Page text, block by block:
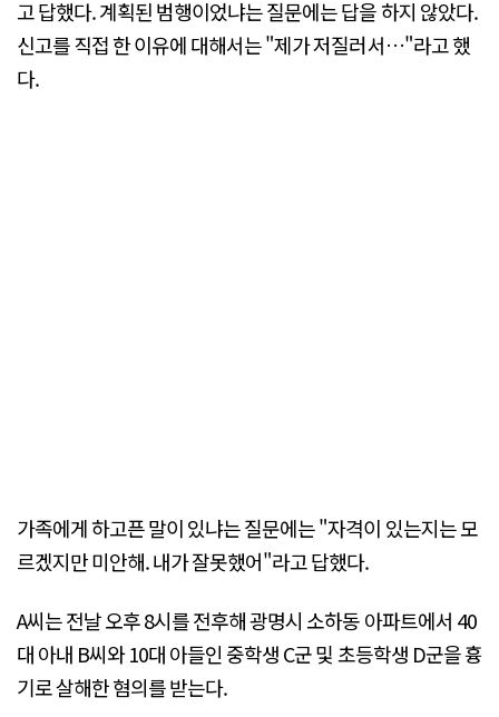
고 답했다. 계획된 범행이었냐는 질문에는 답을 하지 않았다.
신고를 직접 한 이유에 대해서는 "제가 저질러서…"라고 했
다.
가족에게 하고픈 말이 있냐는 질문에는 "자격이 있는지는 모
르겠지만 미안해. 내가 잘못했어"라고 답했다.
A씨는 전날 오후 8시를 전후해 광명시 소하동 아파트에서 40
대 아내 B씨와 10대 아들인 중학생 C군 및 초등학생 D군을 흉
기로 살해한 혐의를 받는다.